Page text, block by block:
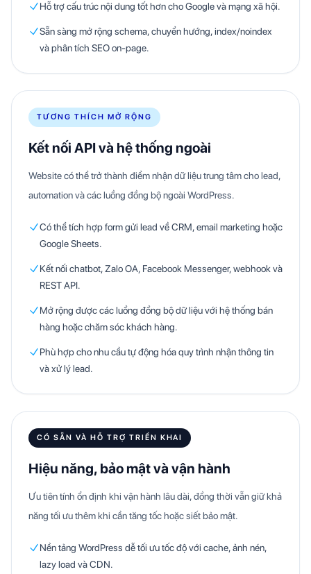
Hỗ trợ cấu trúc nội dung tốt hơn cho Google và mạng xã hội.
Sẵn sàng mở rộng schema, chuyển hướng, index/noindex
và phân tích SEO on-page.
TƯƠNG THÍCH MỞ RỘNG
Kết nối API và hệ thống ngoài
Website có thể trở thành điểm nhận dữ liệu trung tâm cho lead,
automation và các luồng đồng bộ ngoài WordPress.
Có thể tích hợp form gửi lead về CRM, email marketing hoặc
Google Sheets.
Kết nối chatbot, Zalo OA, Facebook Messenger, webhook và
REST API.
Mở rộng được các luồng đồng bộ dữ liệu với hệ thống bán
hàng hoặc chăm sóc khách hàng.
Phù hợp cho nhu cầu tự động hóa quy trình nhận thông tin
và xử lý lead.
CÓ SẴN VÀ HỖ TRỢ TRIỂN KHAI
Hiệu năng, bảo mật và vận hành
Ưu tiên tính ổn định khi vận hành lâu dài, đồng thời vẫn giữ khả
năng tối ưu thêm khi cần tăng tốc hoặc siết bảo mật.
Nền tảng WordPress dễ tối ưu tốc độ với cache, ảnh nén,
lazy load và CDN.